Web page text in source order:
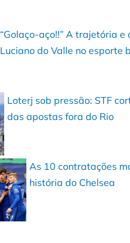
“Golaço-aço!!” A trajetória e
Luciano do Valle no esporte
Loterj sob pressão: STF
das apostas fora do Rio
As 10 contratações
história do Chelsea